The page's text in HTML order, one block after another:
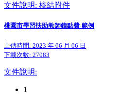
文件說明: 核結附件
桃園市學習扶助教師鐘點費-範例
上傳時間: 2023 年 06 月 06 日
下載次數: 27083
文件說明:
1